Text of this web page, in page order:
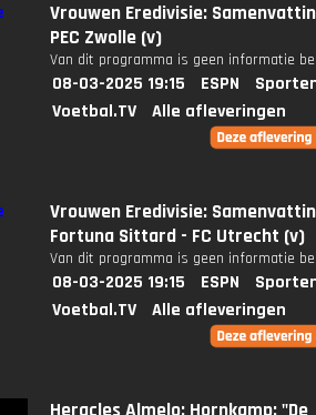
Vrouwen Eredivisie:
PEC Zwolle (v)
Van dit programma is geen informatie
08-03-2025 19:15 ESPN
Voetbal.TV
Alle afleveringen
Vrouwen Eredivisie:
Fortuna Sittard - FC Utrecht (v)
Van dit programma is geen informatie
08-03-2025 19:15 ESPN
Voetbal.TV
Alle afleveringen